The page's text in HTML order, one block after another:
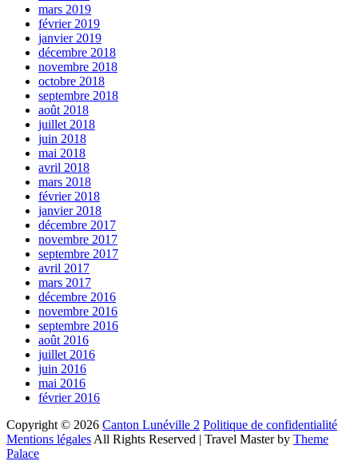
mars 2019
février 2019
janvier 2019
décembre 2018
novembre 2018
octobre 2018
septembre 2018
août 2018
juillet 2018
juin 2018
mai 2018
avril 2018
mars 2018
février 2018
janvier 2018
décembre 2017
novembre 2017
septembre 2017
avril 2017
mars 2017
décembre 2016
novembre 2016
septembre 2016
août 2016
juillet 2016
juin 2016
mai 2016
février 2016
Copyright © 2026 Canton Lunéville 2 Politique de confidentialité
Mentions légales All Rights Reserved | Travel Master by Theme
Palace